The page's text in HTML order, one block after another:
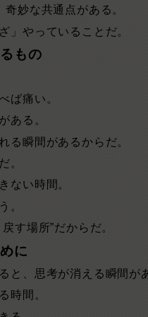
妙な共通点がある。
」やっていることだ。
もの
ば痛い。
ある。
る瞬間があるからだ。
。
ない時間。
。
す場所”だからだ。
に
と、思考が消える瞬間が
時間。